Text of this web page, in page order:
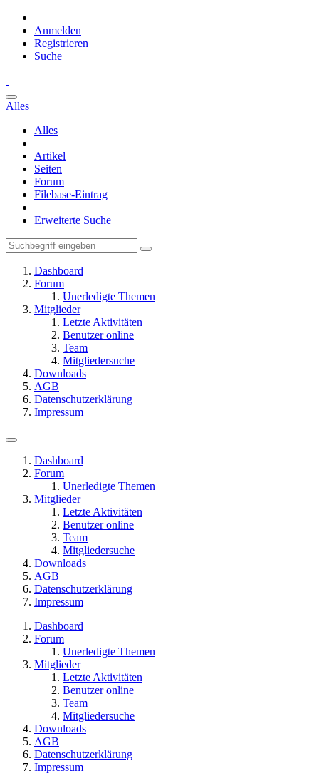
Anmelden
Registrieren
Suche
Alles
Alles
Artikel
Seiten
Forum
Filebase-Eintrag
Erweiterte Suche
Dashboard
Forum
Unerledigte Themen
Mitglieder
Letzte Aktivitäten
Benutzer online
Team
Mitgliedersuche
Downloads
AGB
Datenschutzerklärung
Impressum
Dashboard
Forum
Unerledigte Themen
Mitglieder
Letzte Aktivitäten
Benutzer online
Team
Mitgliedersuche
Downloads
AGB
Datenschutzerklärung
Impressum
Dashboard
Forum
Unerledigte Themen
Mitglieder
Letzte Aktivitäten
Benutzer online
Team
Mitgliedersuche
Downloads
AGB
Datenschutzerklärung
Impressum